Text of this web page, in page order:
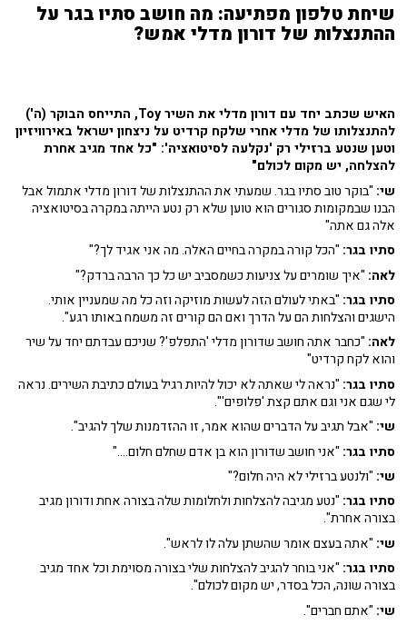
שיחת טלפון מפתיעה: מה חושב סתיו בגר על
ההתנצלות של דורון מדלי אמש?
האיש שכתב יחד עם דורון מדלי את השיר Toy, התייחס הבוקר (ה')
להתנצלותו של מדלי אחרי שלקח קרדיט על ניצחון ישראל באירוויזיון
וטען שנטע ברזילי רק 'נקלעה לסיטואציה': "כל אחד מגיב אחרת
להצלחה, יש מקום לכולם"
שי: "בוקר טוב סתיו בגר. שמעתי את ההתנצלות של דורון מדלי אתמול אבל
הבנו שבמקומות סגורים הוא טוען שלא רק נטע הייתה במקרה בסיטואציה
אלה גם אתה"
סתיו בגר: "הכל קורה במקרה בחיים האלה. מה אני אגיד לך?"
לאה: "איך שומרים על צניעות כשמסביב יש כל כך הרבה ברדק?"
סתיו בגר: "באתי לעולם הזה לעשות מוזיקה וזה כל מה שמעניין אותי.
הישגים והצלחות הם על הדרך ואם הם קורים זה משמח באותו רגע".
לאה: "כחבר אתה חושב שדורון מדלי 'התפלפ'? שניכם עבדתם יחד על שיר
והוא לקח קרדיט"
סתיו בגר: "נראה לי שאתה לא יכול להיות רגיל בעולם כתיבת השירים. נראה
לי שגם אני וגם אתם קצת 'פלופים'".
שי: "אבל תגיב על הדברים שהוא אמר, זו ההזדמנות שלך להגיב".
סתיו בגר: "אני חושב שדורון הוא בן אדם שחלם חלום...."
שי: "ולנטע ברזילי לא היה חלום?"
סתיו בגר: "נטע מגיבה להצלחות ולחלומות שלה בצורה אחת ודורון מגיב
בצורה אחרת".
שי: "אתה בעצם אומר שהשתן עלה לו לראש".
סתיו בגר: "אני בוחר להגיב להצלחות שלי בצורה מסוימת וכל אחד מגיב
בצורה שונה, הכל בסדר, יש מקום לכולם".
שי: "אתם חברים".